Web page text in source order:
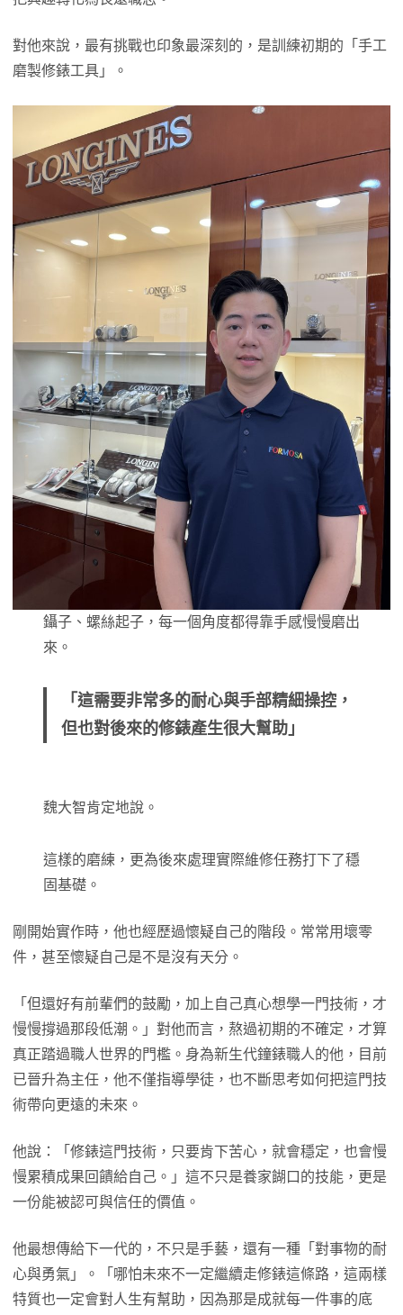
對他來說，最有挑戰也印象最深刻的，是訓練初期的「手工
磨製修錶工具」。
鑷子、螺絲起子，每一個角度都得靠手感慢慢磨出
來。
「這需要非常多的耐心與手部精細操控，
但也對後來的修錶產生很大幫助」
魏大智肯定地說。
這樣的磨練，更為後來處理實際維修任務打下了穩
固基礎。
剛開始實作時，他也經歷過懷疑自己的階段。常常用壞零
件，甚至懷疑自己是不是沒有天分。
「但還好有前輩們的鼓勵，加上自己真心想學一門技術，才
慢慢撐過那段低潮。」對他而言，熬過初期的不確定，才算
真正踏過職人世界的門檻。身為新生代鐘錶職人的他，目前
已晉升為主任，他不僅指導學徒，也不斷思考如何把這門技
術帶向更遠的未來。
他說：「修錶這門技術，只要肯下苦心，就會穩定，也會慢
慢累積成果回饋給自己。」這不只是養家餬口的技能，更是
一份能被認可與信任的價值。
他最想傳給下一代的，不只是手藝，還有一種「對事物的耐
心與勇氣」。「哪怕未來不一定繼續走修錶這條路，這兩樣
特質也一定會對人生有幫助，因為那是成就每一件事的底